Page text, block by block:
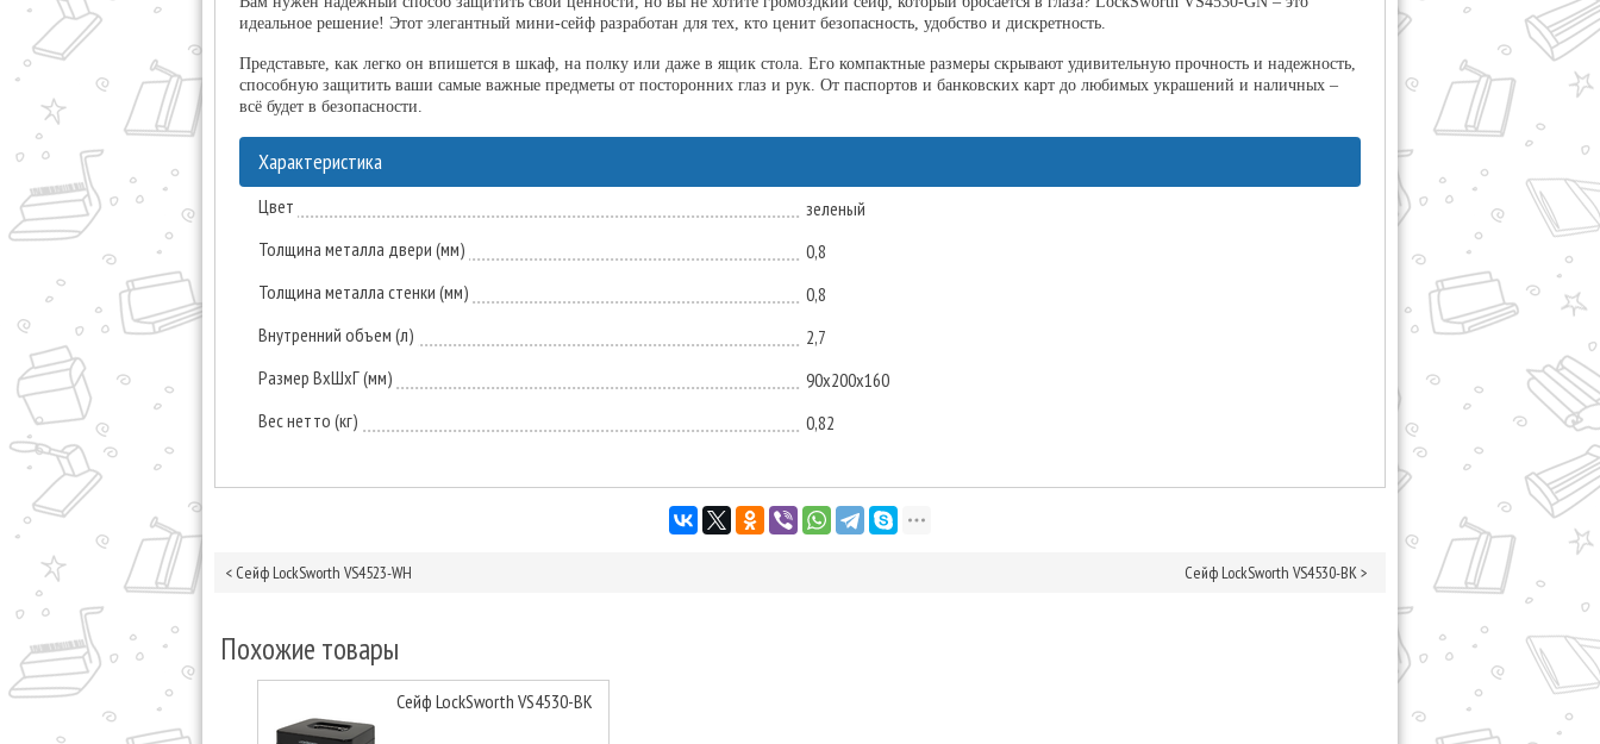
идеальное решение! Этот элегантный мини-сейф разработан для тех, кто ценит безопасность, удобство и дискретность.
Представьте, как легко он впишется в шкаф, на полку или даже в ящик стола. Его компактные размеры скрывают удивительную прочность и надежность,
способную защитить ваши самые важные предметы от посторонних глаз и рук. От паспортов и банковских карт до любимых украшений и наличных –
всё будет в безопасности.
Характеристика
Цвет
зеленый
Толщина металла двери (мм)
0,8
Толщина металла стенки (мм)
0,8
Внутренний объем (л)
2,7
Размер ВxШxГ (мм)
90x200x160
Вес нетто (кг)
0,82
< Сейф LockSworth VS4523-WH Сейф LockSworth VS4530-BK>
Похожие товары
Сейф LockSworth VS4530-BK